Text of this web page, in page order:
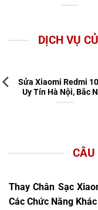
DỊCH VỤ
Sửa Xiaomi Redmi
Uy Tín Hà Nội, Bắc
CÂU
Thay Chân Sạc
Các Chức Năng